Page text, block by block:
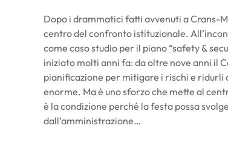
Dopo i drammatici fatti avvenuti aCrans-
centro del confronto istituzionale.
come caso studio per il piano “safety &
iniziato molti anni fa: da oltre nove anni il
pianificazione per mitigare i rischi e ridurli
enorme. Ma è uno sforzo che mette al
è la condizione perché la festa possa
dall’amministrazione…